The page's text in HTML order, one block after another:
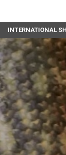
INTERNATIONAL